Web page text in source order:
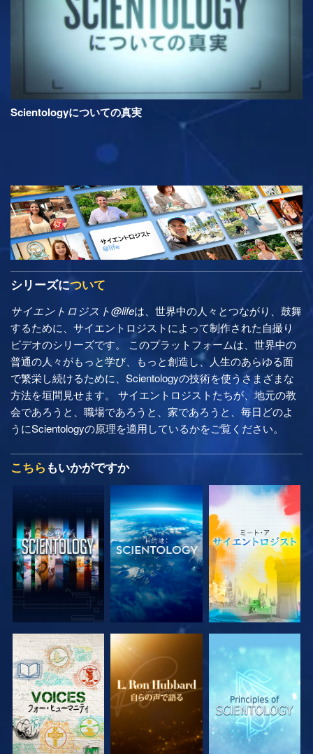
Scientologyについての真実
シリーズについて
サイエントロジスト@lifeは、世界中の人々とつながり、鼓舞
するために、サイエントロジストによって制作された自撮り
ビデオのシリーズです。 このプラットフォームは、世界中の
普通の人々がもっと学び、もっと創造し、人生のあらゆる面
で繁栄し続けるために、Scientologyの技術を使うさまざまな
方法を垣間見せます。 サイエントロジストたちが、地元の教
会であろうと、職場であろうと、家であろうと、毎日どのよ
うにScientologyの原理を適用しているかをご覧ください。
こちら もいかがですか
シリーズを探求 シリーズを探求 シリーズを探求